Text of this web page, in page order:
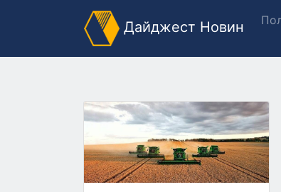
Дайджест Новин